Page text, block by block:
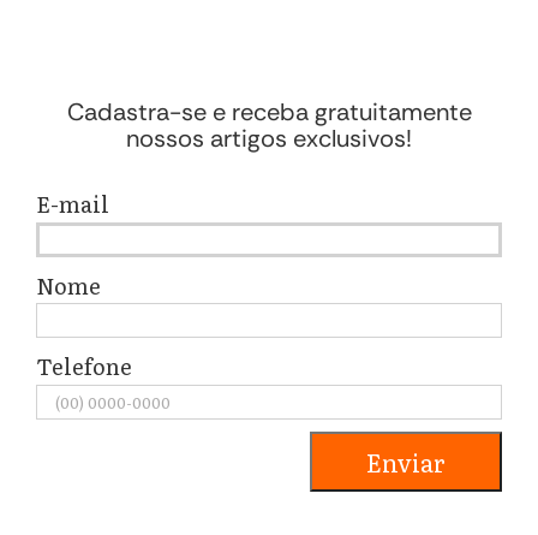
Cadastra-se e receba gratuitamente
nossos artigos exclusivos!
E-mail
Nome
Telefone